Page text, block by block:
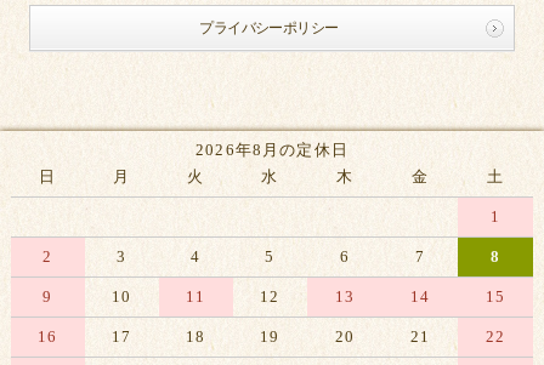
プライバシーポリシー
2026年8月の定休日
日
月 火 水 木 金 土
1
2 3 4 5 6 7 8
9 10 11 12 13 14 15
16 17 18 19 20 21 22